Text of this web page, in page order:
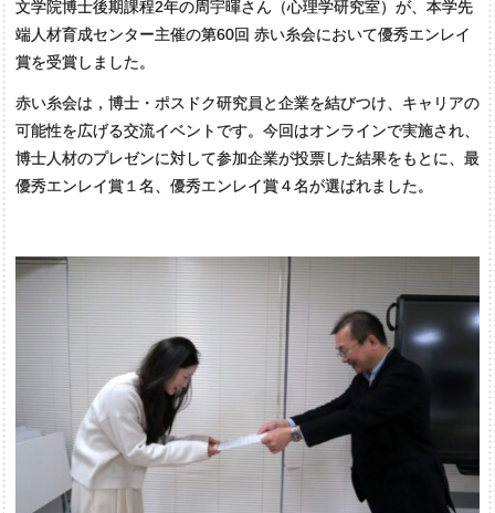
文学院博士後期課程2年の周宇暉さん（心理学研究室）が、本学先
端人材育成センター主催の第60回 赤い糸会において優秀エンレイ
賞を受賞しました。
赤い糸会は，博士・ポスドク研究員と企業を結びつけ、キャリアの
可能性を広げる交流イベントです。今回はオンラインで実施され、
博士人材のプレゼンに対して参加企業が投票した結果をもとに、最
優秀エンレイ賞１名、優秀エンレイ賞４名が選ばれました。